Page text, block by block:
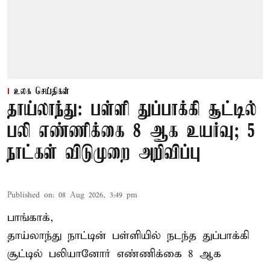
உலக செய்திகள்
தாய்லாந்து: பள்ளி துப்பாக்கி சூட்டில்
பலி எண்ணிக்கை 8 ஆக உயர்வு; 5
நாட்கள் விடுமுறை அறிவிப்பு
Published on: 08 Aug 2026, 3:49 pm
பாங்காக்,
தாய்லாந்து நாட்டின் பள்ளியில் நடந்த துப்பாக்கி
சூட்டில் பலியானோர் எண்ணிக்கை 8 ஆக